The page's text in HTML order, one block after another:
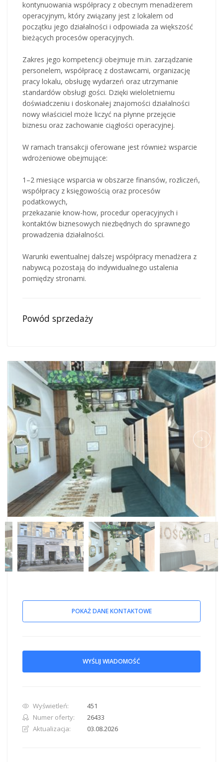
kontynuowania współpracy z obecnym menadżerem
operacyjnym, który związany jest z lokalem od
początku jego działalności i odpowiada za większość
bieżących procesów operacyjnych.
Zakres jego kompetencji obejmuje m.in. zarządzanie
personelem, współpracę z dostawcami, organizację
pracy lokalu, obsługę wydarzeń oraz utrzymanie
standardów obsługi gości. Dzięki wieloletniemu
doświadczeniu i doskonałej znajomości działalności
nowy właściciel może liczyć na płynne przejęcie
biznesu oraz zachowanie ciągłości operacyjnej.
W ramach transakcji oferowane jest również wsparcie
wdrożeniowe obejmujące:
1–2 miesiące wsparcia w obszarze finansów, rozliczeń,
współpracy z księgowością oraz procesów
podatkowych,
przekazanie know-how, procedur operacyjnych i
kontaktów biznesowych niezbędnych do sprawnego
prowadzenia działalności.
Warunki ewentualnej dalszej współpracy menadżera z
nabywcą pozostają do indywidualnego ustalenia
pomiędzy stronami.
Powód sprzedaży
POKAŻ DANE KONTAKTOWE
WYŚLIJ WIADOMOŚĆ
Wyświetleń:
451
Numer oferty:
26433
Aktualizacja:
03.08.2026